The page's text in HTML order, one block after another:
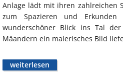
Anlage lädt mit ihren zahlreichen
zum Spazieren und
wunderschöner Blick ins Tal
Mäandern ein malerisches Bild
weiterlesen